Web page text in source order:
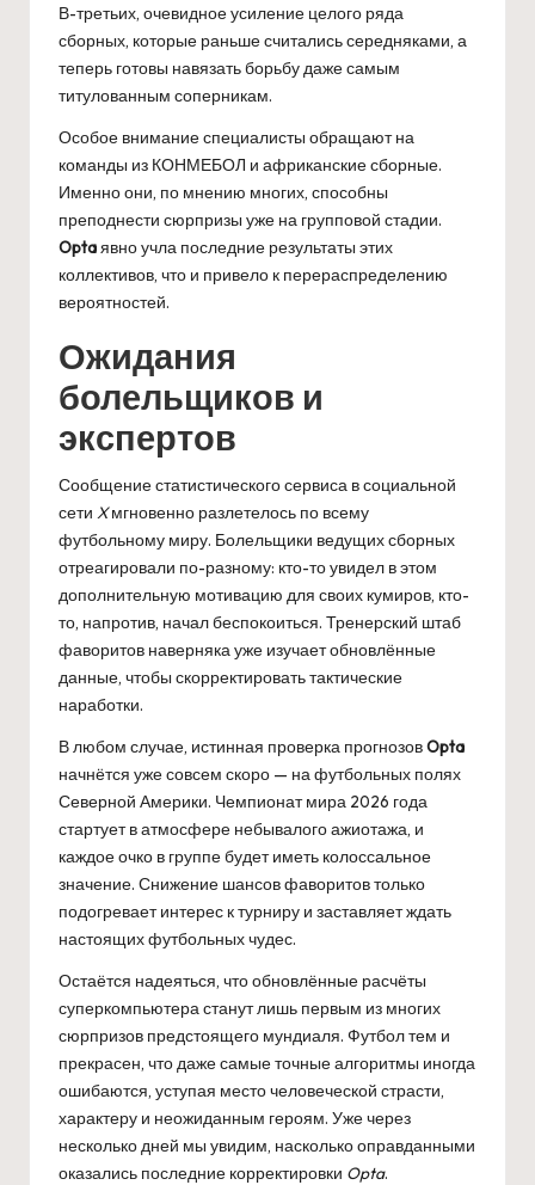
В-третьих, очевидное усиление целого ряда
сборных, которые раньше считались середняками, а
теперь готовы навязать борьбу даже самым
титулованным соперникам.
Особое внимание специалисты обращают на
команды из КОНМЕБОЛ и африканские сборные.
Именно они, по мнению многих, способны
преподнести сюрпризы уже на групповой стадии.
Optaявно учла последние результаты этих
коллективов, что и привело к перераспределению
вероятностей.
Ожидания
болельщиков и
экспертов
Сообщение статистического сервиса в социальной
сети Xмгновенно разлетелось по всему
футбольному миру. Болельщики ведущих сборных
отреагировали по-разному: кто-то увидел в этом
дополнительную мотивацию для своих кумиров, кто-
то, напротив, начал беспокоиться. Тренерский штаб
фаворитов наверняка уже изучает обновлённые
данные, чтобы скорректировать тактические
наработки.
В любом случае, истинная проверка прогнозовOpta
начнётся уже совсем скоро — на футбольных полях
Северной Америки. Чемпионат мира 2026 года
стартует в атмосфере небывалого ажиотажа, и
каждое очко в группе будет иметь колоссальное
значение. Снижение шансов фаворитов только
подогревает интерес к турниру и заставляет ждать
настоящих футбольных чудес.
Остаётся надеяться, что обновлённые расчёты
суперкомпьютера станут лишь первым из многих
сюрпризов предстоящего мундиаля. Футбол тем и
прекрасен, что даже самые точные алгоритмы иногда
ошибаются, уступая место человеческой страсти,
характеру и неожиданным героям. Уже через
несколько дней мы увидим, насколько оправданными
оказались последние корректировки Opta.